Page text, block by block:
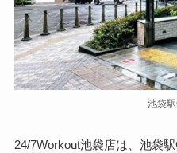
池袋
24/7Workout池袋店は、池袋